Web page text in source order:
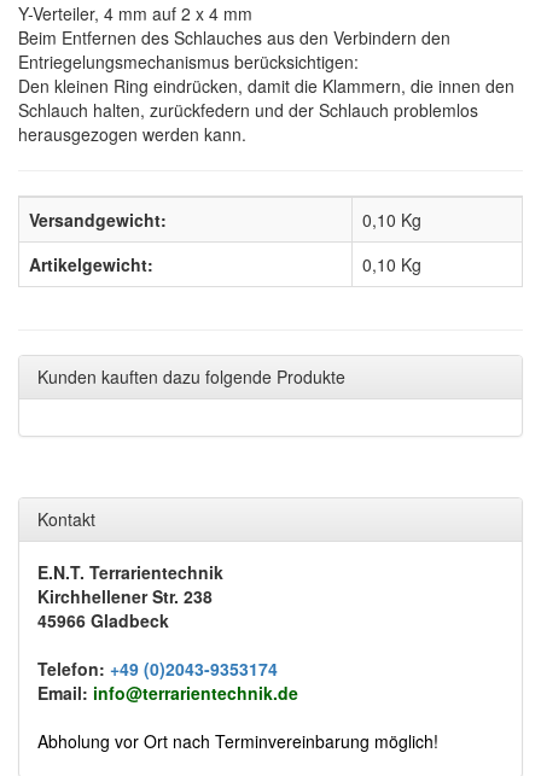
Y-Verteiler, 4 mm auf 2 x 4 mm
Beim Entfernen des Schlauches aus den Verbindern den
Entriegelungsmechanismus berücksichtigen:
Den kleinen Ring eindrücken, damit die Klammern, die innen den
Schlauch halten, zurückfedern und der Schlauch problemlos
herausgezogen werden kann.
Versandgewicht:
0,10 Kg
Artikelgewicht:
0,10 Kg
Kunden kauften dazu folgende Produkte
Kontakt
E.N.T. Terrarientechnik
Kirchhellener Str. 238
45966 Gladbeck
Telefon: +49 (0)2043-9353174
Email: info@terrarientechnik.de
Abholung vor Ort nach Terminvereinbarung möglich!